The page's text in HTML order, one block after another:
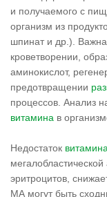
и получаемого с
организм из
шпинат и др.).
кроветворении,
аминокислот,
предотвращении
процессов. Анализ
витамина в
Недостаток витамина
эритроцитов,
МА могут быть